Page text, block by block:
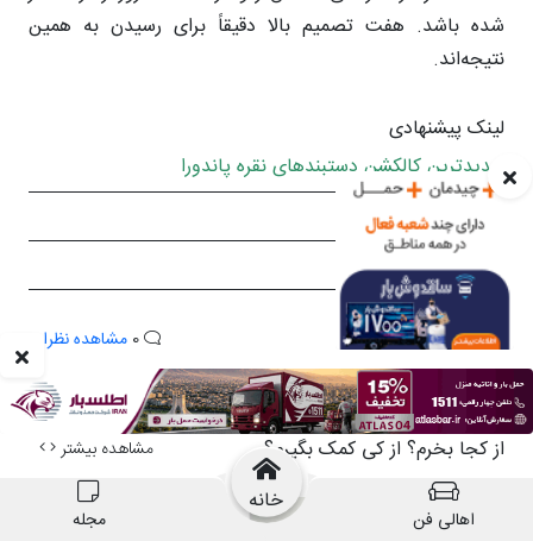
مجله
خانه
اهالی فن